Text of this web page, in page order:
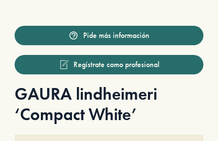
Pide más información
Regístrate como profesional
GAURA lindheimeri
‘Compact White’